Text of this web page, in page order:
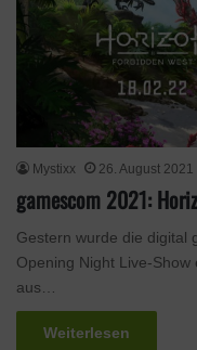
Mystixx 26. August 2021
gamescom 2021:
Gestern wurde die digital
Opening Night Live-
aus…
Weiterlesen